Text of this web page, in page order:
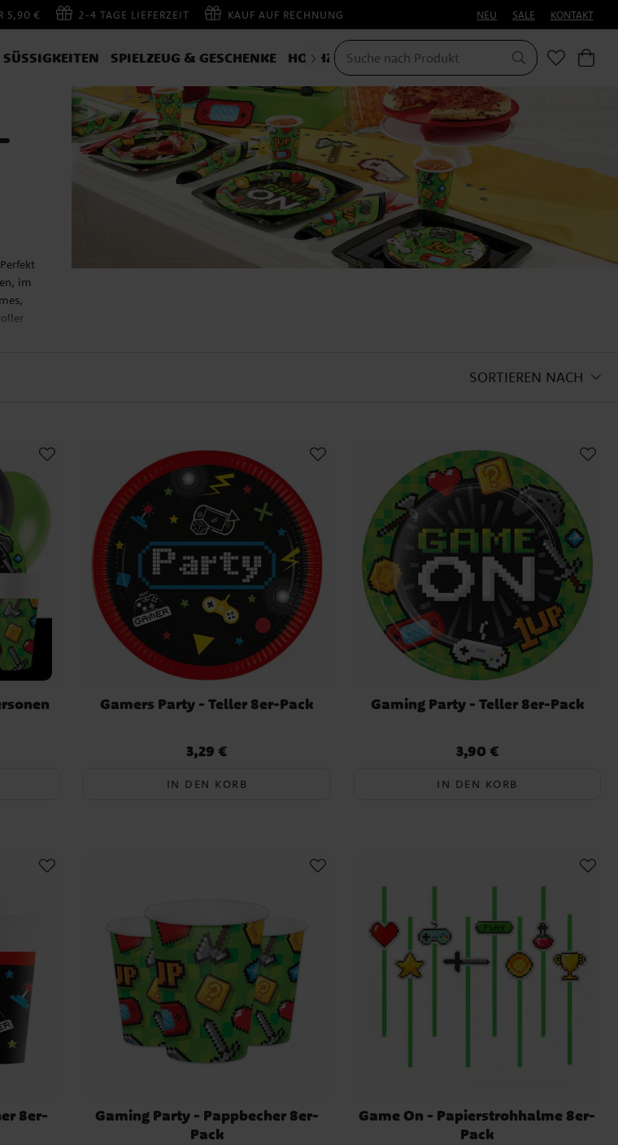
5,90 € 2-4 TAGE LIEFERZEIT KAUF AUF RECHNUNG NEU SALE KONTAKT
SÜSSIGKEITEN SPIELZEUG & GESCHENKE HOCHZEIT KOSTÜME
im
zu
und
und
SORTIEREN NACH
Gamers Party - Teller 8er-Pack
Preis:3,29 €
3,29 €
IN DEN KORB
Gaming Party - Teller 8er-Pack
Preis:3,90 €
3,90 €
IN DEN KORB
8er-
Gaming Party - Pappbecher 8er-
Pack
Game On - Papierstrohhalme 8er-
Pack